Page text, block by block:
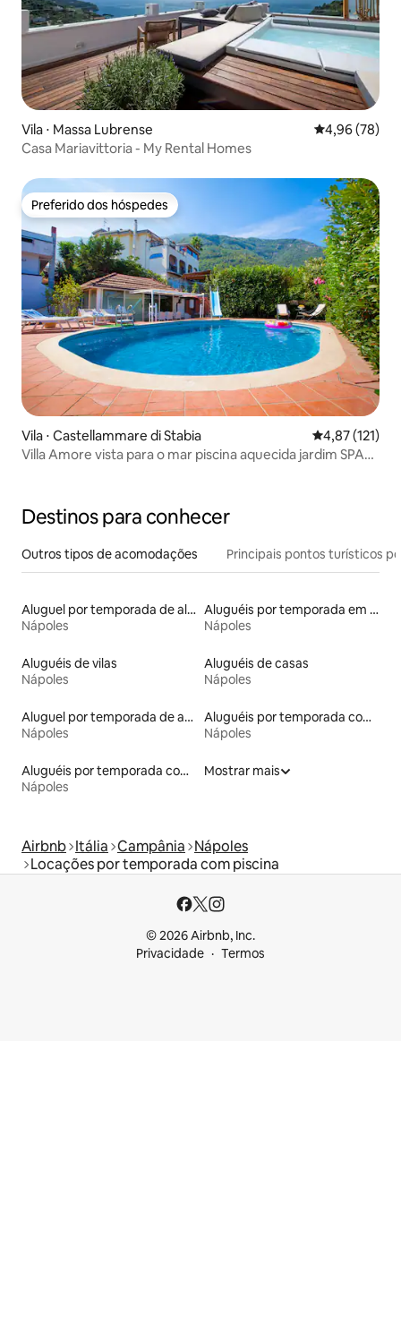
Vila ⋅ Massa Lubrense 4,96 de uma
4,96 (78)
Casa Mariavittoria - My Rental Homes
Preferido dos hóspedes
Preferido dos hóspedes
Vila ⋅ Castellammare di Stabia 4,87 de uma
4,87 (121)
Villa Amore vista para o mar piscina aquecida jardim SPA
Destinos para conhecer
Outros tipos de acomodações Principais pontos turísticos
Aluguel por temporada de alojamentos ecológicos
Nápoles
Aluguéis por temporada em albergue
Nápoles
Aluguéis de vilas
Nápoles
Aluguéis de casas
Nápoles
Aluguel por temporada de apart-hotéis
Nápoles
Aluguéis por temporada com cama de altura acessível
Nápoles
Aluguéis por temporada com banheira de hidromassagem
Nápoles
Mostrar mais
Airbnb Itália Campânia Nápoles
Locações por temporada com piscina
© 2026 Airbnb, Inc.
Privacidade
Termos